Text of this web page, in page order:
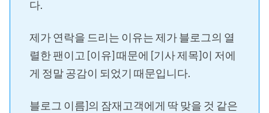
다.
제가 연락을 드리는 이유는 제가 블로그의 열
렬한 팬이고 [이유] 때문에 [기사 제목]이 저에
게 정말 공감이 되었기 때문입니다.
블로그 이름]의 잠재고객에게 딱 맞을 것 같은